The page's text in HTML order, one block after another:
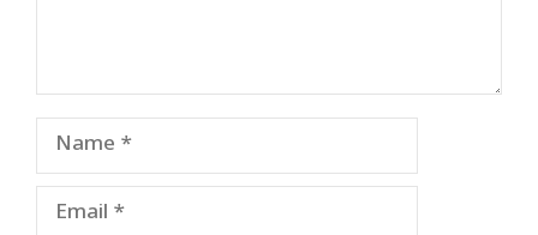
Name
Email